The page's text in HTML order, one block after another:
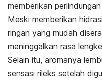
memberikan
Meski memberikan
ringan yang mudah
meninggalkan rasa
Selain itu, aromanya
sensasi rileks setelah